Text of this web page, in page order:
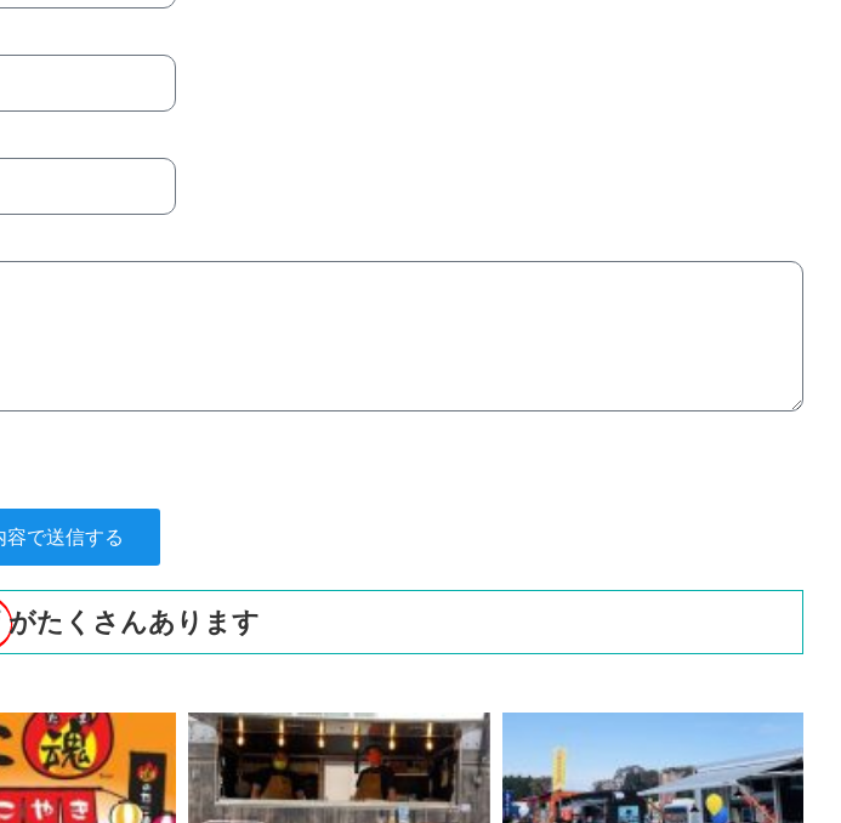
容で送信する
がたくさんあります